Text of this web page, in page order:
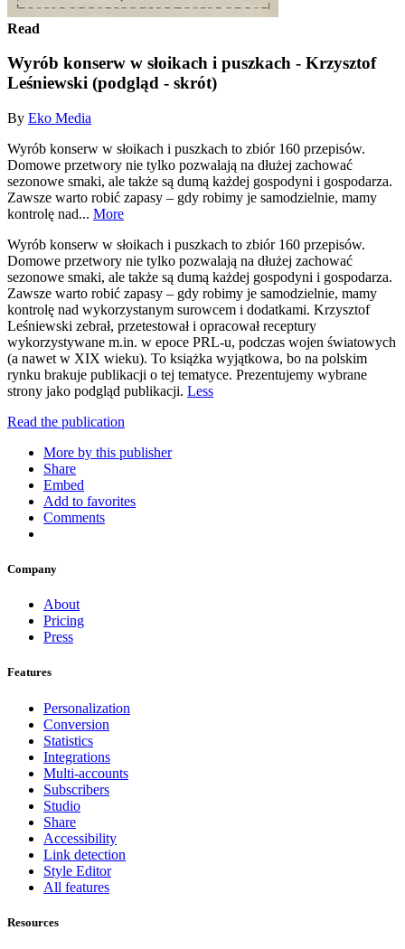
Read
Wyrób konserw w słoikach i puszkach - Krzysztof
Leśniewski (podgląd - skrót)
By Eko Media
Wyrób konserw w słoikach i puszkach to zbiór 160 przepisów.
Domowe przetwory nie tylko pozwalają na dłużej zachować
sezonowe smaki, ale także są dumą każdej gospodyni i gospodarza.
Zawsze warto robić zapasy – gdy robimy je samodzielnie, mamy
kontrolę nad... More
Wyrób konserw w słoikach i puszkach to zbiór 160 przepisów.
Domowe przetwory nie tylko pozwalają na dłużej zachować
sezonowe smaki, ale także są dumą każdej gospodyni i gospodarza.
Zawsze warto robić zapasy – gdy robimy je samodzielnie, mamy
kontrolę nad wykorzystanym surowcem i dodatkami. Krzysztof
Leśniewski zebrał, przetestował i opracował receptury
wykorzystywane m.in. w epoce PRL-u, podczas wojen światowych
(a nawet w XIX wieku). To książka wyjątkowa, bo na polskim
rynku brakuje publikacji o tej tematyce. Prezentujemy wybrane
strony jako podgląd publikacji. Less
Read the publication
More by this publisher
Share
Embed
Add to favorites
Comments
Company
About
Pricing
Press
Features
Personalization
Conversion
Statistics
Integrations
Multi-accounts
Subscribers
Studio
Share
Accessibility
Link detection
Style Editor
All features
Resources